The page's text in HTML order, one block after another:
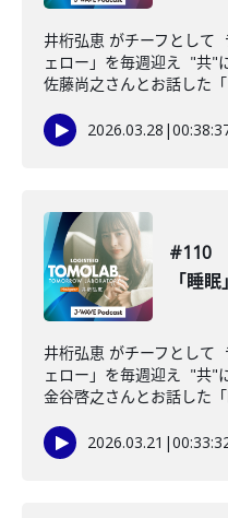
井桁弘恵 がチーフとして
ェロー」を毎週迎え "共"
佐藤尚之さんとお話した
2026.03.28 |
#110
「睡眠」
井桁弘恵 がチーフとして
ェロー」を毎週迎え "共"
金谷啓之さんとお話した
2026.03.21 |